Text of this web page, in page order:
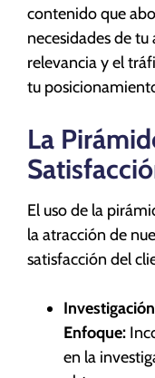
contenido que
necesidades de
relevancia y el
tu
La
El uso de la
la atracción de
satisfacción del
Enfoque:
en la